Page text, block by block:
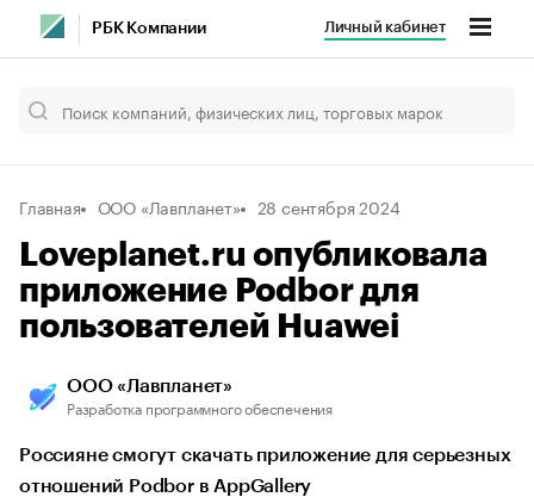
РБК Компании Личный кабинет
Главная ООО «Лавпланет» 28 сентября 2024
Loveplanet.ru опубликовала
приложение Podbor для
пользователей Huawei
ООО «Лавпланет»
Разработка программного обеспечения
Россияне смогут скачать приложение для серьезных
отношений Podbor в AppGallery